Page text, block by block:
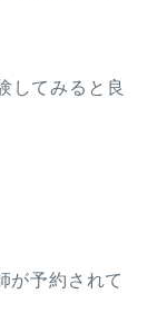
してみると良
が予約されて